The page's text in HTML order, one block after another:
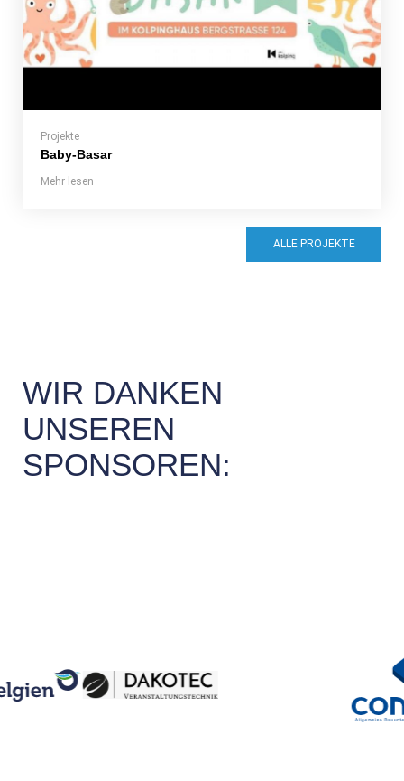
Projekte
Baby-Basar
Mehr lesen
ALLE PROJEKTE
WIR DANKEN
UNSEREN
SPONSOREN: